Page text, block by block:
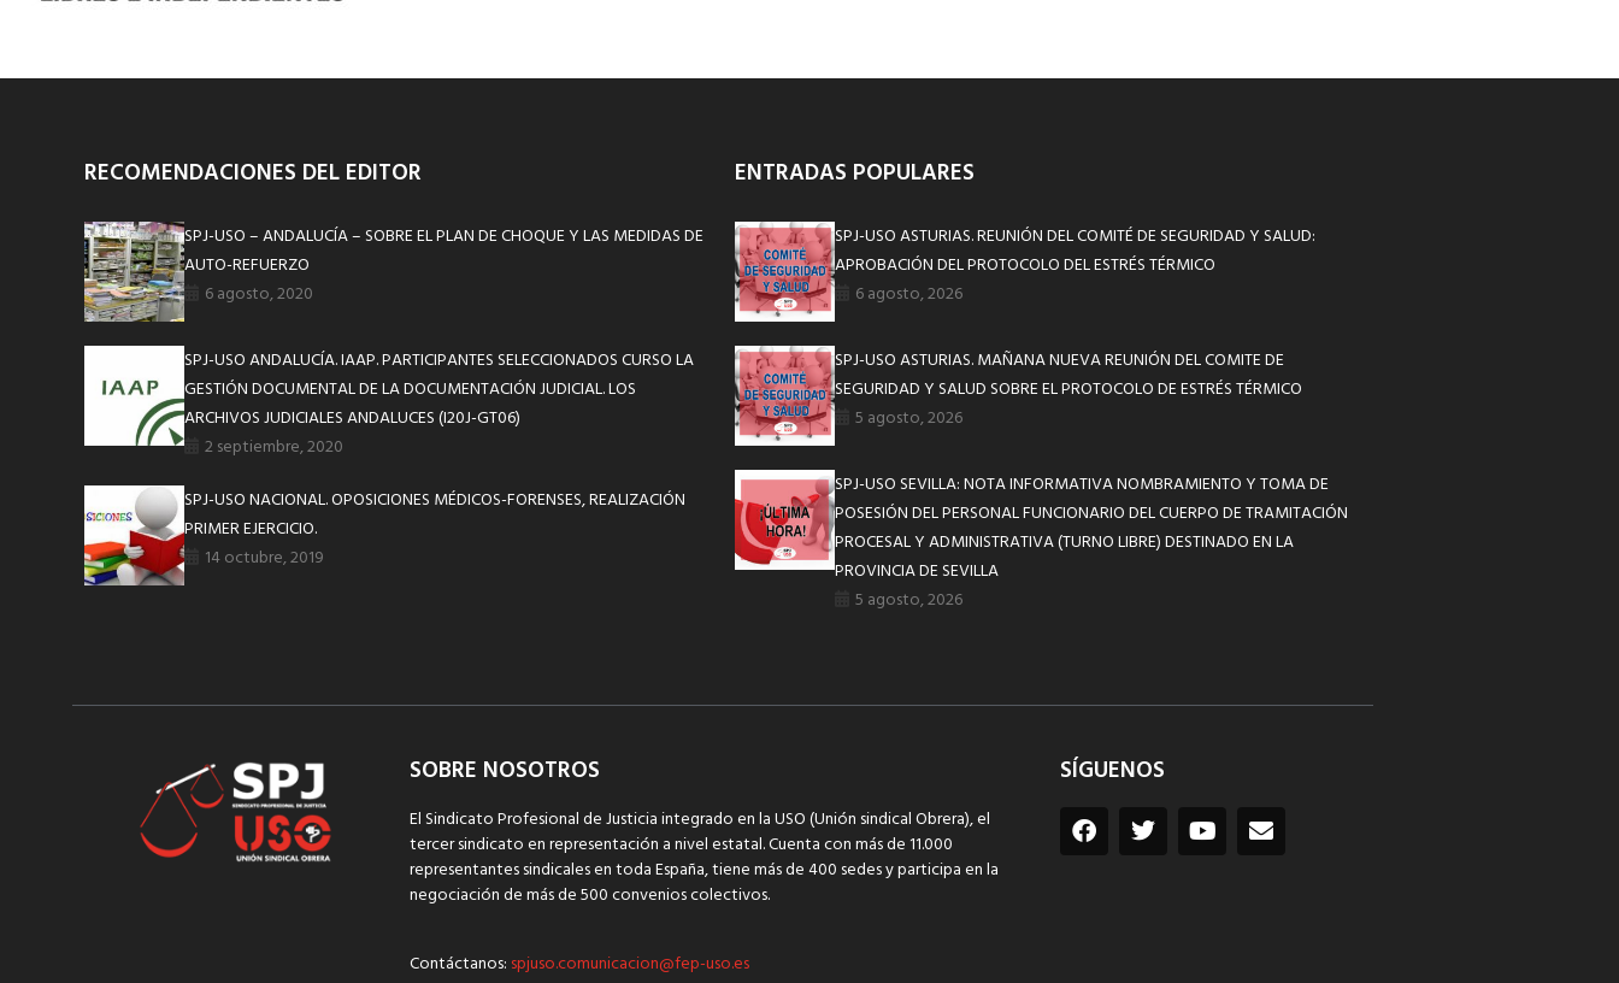
RECOMENDACIONES DEL EDITOR
SPJ-USO – ANDALUCÍA – SOBRE EL PLAN DE CHOQUE Y LAS MEDIDAS DE
AUTO-REFUERZO
6 agosto, 2020
SPJ-USO ANDALUCÍA. IAAP. PARTICIPANTES SELECCIONADOS CURSO LA
GESTIÓN DOCUMENTAL DE LA DOCUMENTACIÓN JUDICIAL. LOS
ARCHIVOS JUDICIALES ANDALUCES (I20J-GT06)
2 septiembre, 2020
SPJ-USO NACIONAL. OPOSICIONES MÉDICOS-FORENSES, REALIZACIÓN
PRIMER EJERCICIO.
14 octubre, 2019
ENTRADAS POPULARES
SPJ-USO ASTURIAS. REUNIÓN DEL COMITÉ DE SEGURIDAD Y SALUD:
APROBACIÓN DEL PROTOCOLO DEL ESTRÉS TÉRMICO
6 agosto, 2026
SPJ-USO ASTURIAS. MAÑANA NUEVA REUNIÓN DEL COMITE DE
SEGURIDAD Y SALUD SOBRE EL PROTOCOLO DE ESTRÉS TÉRMICO
5 agosto, 2026
SPJ-USO SEVILLA: NOTA INFORMATIVA NOMBRAMIENTO Y TOMA DE
POSESIÓN DEL PERSONAL FUNCIONARIO DEL CUERPO DE TRAMITACIÓN
PROCESAL Y ADMINISTRATIVA (TURNO LIBRE) DESTINADO EN LA
PROVINCIA DE SEVILLA
5 agosto, 2026
SOBRE NOSOTROS
El Sindicato Profesional de Justicia integrado en la USO (Unión sindical Obrera), el
tercer sindicato en representación a nivel estatal. Cuenta con más de 11.000
representantes sindicales en toda España, tiene más de 400 sedes y participa en la
negociación de más de 500 convenios colectivos.
Contáctanos: spjuso.comunicacion@fep-uso.es
SÍGUENOS